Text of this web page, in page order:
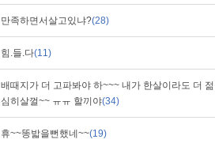
만족하면서살고있냐?(28)
힘.들.다(11)
배때지가 더 고파봐야 하~~~ 내가 한살이라도 더
심히살껄~~ ㅠㅠ 할끼야(34)
휴~~똥밟을뻔했네~~(19)